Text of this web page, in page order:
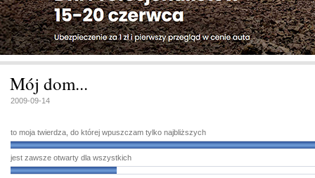
Mój dom...
2009-09-14
to moja twierdza, do której wpuszczam tylko najbliższych
jest zawsze otwarty dla wszystkich